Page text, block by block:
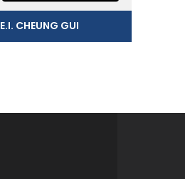
E.I. CHEUNG GUI